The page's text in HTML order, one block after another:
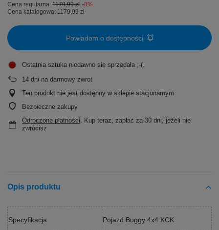
Cena regularna: 1179,99 zł -8%
Cena katalogowa: 1179,99 zł
Powiadom o dostępności
Ostatnia sztuka niedawno się sprzedała ;-(
14 dni na darmowy zwrot
Ten produkt nie jest dostępny w sklepie stacjonarnym
Bezpieczne zakupy
Odroczone płatności. Kup teraz, zapłać za 30 dni, jeżeli nie
zwrócisz
Opis produktu
Specyfikacja Pojazd Buggy 4x4 KCK